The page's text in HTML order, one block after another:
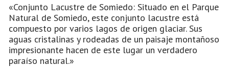
«Conjunto Lacustre de Somiedo: Situado en el Parque
Natural de Somiedo, este conjunto lacustre está
compuesto por varios lagos de origen glaciar. Sus
aguas cristalinas y rodeadas de un paisaje montañoso
impresionante hacen de este lugar un verdadero
paraíso natural.»